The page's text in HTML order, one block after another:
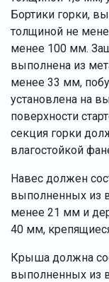
Бортики горки,
толщиной не
менее 100 мм.
выполнена из
менее 33 мм,
установлена на
поверхности
секция горки
влагостойкой
Навес должен
выполненных из
менее 21 мм и
40 мм,
Крыша должна
выполненных из